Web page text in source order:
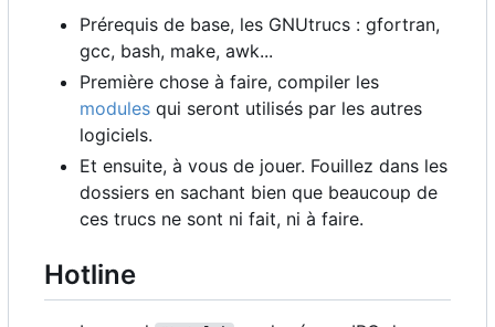
Prérequis de base, les GNUtrucs : gfortran,
gcc, bash, make, awk...
Première chose à faire, compiler les
modules qui seront utilisés par les autres
logiciels.
Et ensuite, à vous de jouer. Fouillez dans les
dossiers en sachant bien que beaucoup de
ces trucs ne sont ni fait, ni à faire.
Hotline